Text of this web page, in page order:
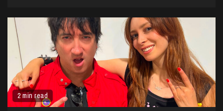
2 min read